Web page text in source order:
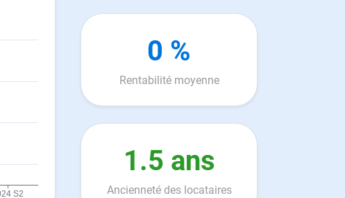
0 %
Rentabilité moyenne
1.5 ans
Ancienneté des locataires